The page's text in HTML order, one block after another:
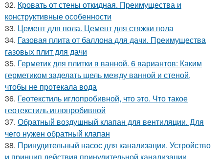
32. Кровать от стены откидная. Преимущества и
конструктивные особенности
33. Цемент для пола. Цемент для стяжки пола
34. Газовая плита от баллона для дачи. Преимущества
газовых плит для дачи
35. Герметик для плитки в ванной. 6 вариантов: Каким
герметиком заделать щель между ванной и стеной,
чтобы не протекала вода
36. Геотекстиль иглопробивной, что это. Что такое
геотекстиль иглопробивной
37. Обратный воздушный клапан для вентиляции. Для
чего нужен обратный клапан
38. Принудительный насос для канализации. Устройство
и принцип действия принудительной канализации